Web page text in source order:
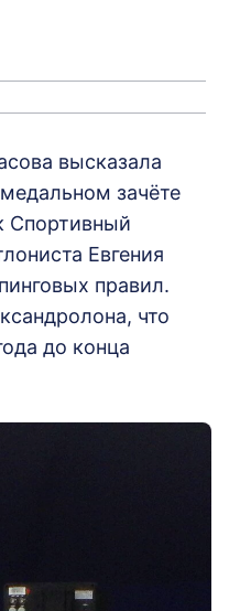
высказала
зачёте
Спортивный
Евгения
правил.
что
до конца